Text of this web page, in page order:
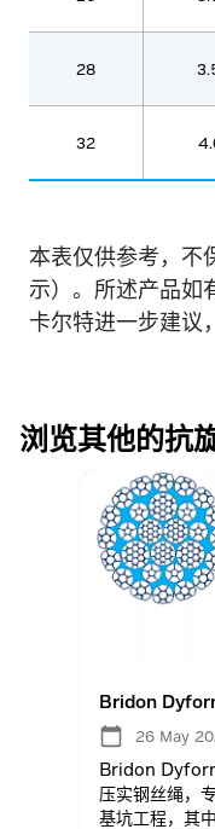
28
32
本表仅供参考，不
示）。所述产品如
卡尔特进一步建议
浏览其他的抗
Bridon
26 May
Bridon
压实钢丝绳，
基坑工程，其